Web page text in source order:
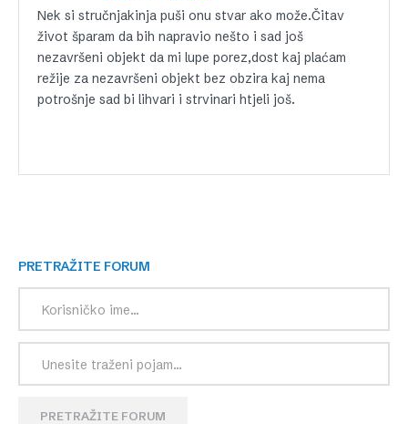
Nek si stručnjakinja puši onu stvar ako može.Čitav
život šparam da bih napravio nešto i sad još
nezavršeni objekt da mi lupe porez,dost kaj plaćam
režije za nezavršeni objekt bez obzira kaj nema
potrošnje sad bi lihvari i strvinari htjeli još.
PRETRAŽITE FORUM
PRETRAŽITE FORUM